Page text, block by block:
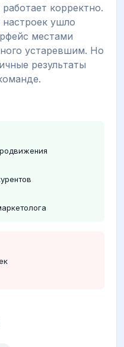
корректно.
ушло
местами
устаревшим. Но
результаты